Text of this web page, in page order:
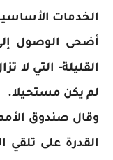
الخدمات
أضحى الوصول
القليلة- التي لا
لم يكن مستحيلا.
وقال صندوق
القدرة على تلقي